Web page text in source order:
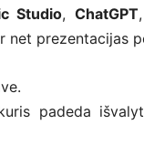
Studio, ChatGPT,
net prezentacijas
padeda